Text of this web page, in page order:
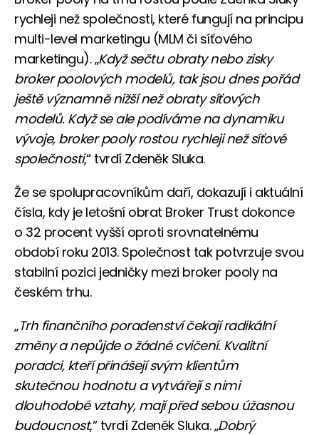
rychleji než společnosti, které fungují na principu
multi-level marketingu (MLM či síťového
marketingu). „Když sečtu obraty nebo zisky
broker poolových modelů, tak jsou dnes pořád
ještě významně nižší než obraty síťových
modelů. Když se ale podíváme na dynamiku
vývoje, broker pooly rostou rychleji než síťové
společnosti,“ tvrdí Zdeněk Sluka.
Že se spolupracovníkům daří, dokazují i aktuální
čísla, kdy je letošní obrat Broker Trust dokonce
o 32 procent vyšší oproti srovnatelnému
období roku 2013. Společnost tak potvrzuje svou
stabilní pozici jedničky mezi broker pooly na
českém trhu.
„Trh finančního poradenství čekají radikální
změny a nepůjde o žádné cvičení. Kvalitní
poradci, kteří přinášejí svým klientům
skutečnou hodnotu a vytvářejí s nimi
dlouhodobé vztahy, mají před sebou úžasnou
budoucnost,“ tvrdí Zdeněk Sluka. „Dobrý